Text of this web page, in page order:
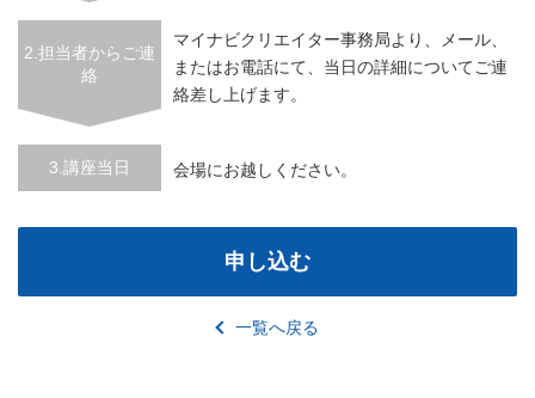
2.担当者からご連
絡
マイナビクリエイター事務局より、メール、
またはお電話にて、当日の詳細についてご連
絡差し上げます。
3.講座当日 会場にお越しください。
申し込む
一覧へ戻る